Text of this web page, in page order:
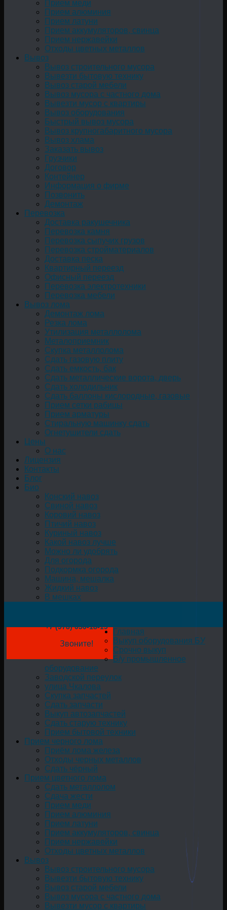
Прием меди
Прием алюминия
Прием латуни
Прием аккумуляторов, свинца
Прием нержавейки
Отходы цветных металлов
Вывоз
Вывоз строительного мусора
Вывезти бытовую технику
Вывоз старой мебели
Вывоз мусора с частного дома
Вывезти мусор с квартиры
Вывоз оборудования
Быстрый вывоз мусора
Вывоз крупногабаритного мусора
Вывоз хлама
Заказать вывоз
Грузчики
Договор
Контейнер
Информация о фирме
Позвонить
Демонтаж
Перевозка
Доставка ракушечника
Перевозка камня
Перевозка сыпучих грузов
Перевозка стройматериалов
Доставка песка
Квартирный переезд
Офисный переезд
Перевозка электротехники
Перевозка мебели
Вывоз лома
Демонтаж лома
Резка лома
Утилизация металлолома
Металоприемник
Скупка металлолома
Сдать газовую плиту
Сдать емкость, бак
Cдать металлические ворота, дверь
Сдать холодильник
Сдать баллоны кислородные, газовые
Прием сетки рабицы
Прием арматуры
Стиральную машинку сдать
Огнетушители сдать
Цены
О нас
Лицензия
Контакты
Блог
Био
Конский навоз
Свиной навоз
Коровий навоз
Птичий навоз
Куриный навоз
Какой навоз лучше
Можно ли удобрять
Для огорода
Подкормка огорода
Машина, мешалка
Жидкий навоз
В мешках
+7 (978) 050-18-19
Звоните!
Главная
Выкуп оборудования БУ
Срочно выкуп
Б/у промышленное
оборудование
Заводской переулок
улица Чкалова
Скупка запчастей
Сдать запчасти
Выкуп автозапчастей
Сдать старую технику
Прием бытовой техники
Прием черного лома
Приём лома железа
Отходы черных металлов
Сдать чёрный
Прием цветного лома
Сдать металлолом
Сдача жести
Прием меди
Прием алюминия
Прием латуни
Прием аккумуляторов, свинца
Прием нержавейки
Отходы цветных металлов
Вывоз
Вывоз строительного мусора
Вывезти бытовую технику
Вывоз старой мебели
Вывоз мусора с частного дома
Вывезти мусор с квартиры